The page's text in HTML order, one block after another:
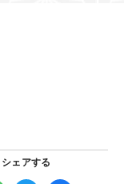
シェアする